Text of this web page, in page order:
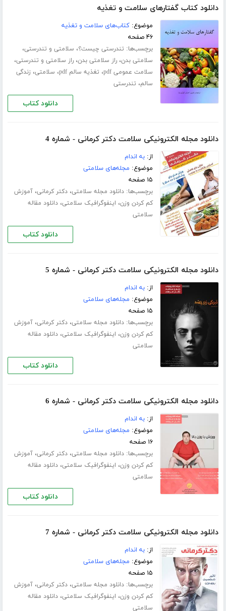
دانلود کتاب گفتارهای سلامت و تغذیه
موضوع:کتاب‌های سلامت و تغذیه
۴۶ صفحه
برچسب‌ها: تندرستی چیست؟، سلامتی و تندرستی،
سلامتی بدن،راز سلامتی بدن،راز سلامتی و تندرستی،
سلامت عمومی pdf ، تغذیه سالم pdf ، سلامتی، زندگی
سالم، تندرستی
دانلود کتاب
دانلود مجله الکترونیکی سلامت دکتر کرمانی - شماره 4
از:به اندام
موضوع: مجله‌های سلامتی
۱۵ صفحه
برچسب‌ها:دانلود مجله سلامتی،دکتر کرمانی،آموزش
کم کردن وزن، اینفوگرافیک سلامتی،دانلود مقاله
سلامتی
دانلود کتاب
دانلود مجله الکترونیکی سلامت دکتر کرمانی - شماره 5
از:به اندام
موضوع: مجله‌های سلامتی
۱۵ صفحه
برچسب‌ها:دانلود مجله سلامتی،دکتر کرمانی،آموزش
کم کردن وزن، اینفوگرافیک سلامتی،دانلود مقاله
سلامتی
دانلود کتاب
دانلود مجله الکترونیکی سلامت دکتر کرمانی - شماره 6
از:به اندام
موضوع: مجله‌های سلامتی
۱۶ صفحه
برچسب‌ها:دانلود مجله سلامتی،دکتر کرمانی،آموزش
کم کردن وزن، اینفوگرافیک سلامتی،دانلود مقاله
سلامتی
دانلود کتاب
دانلود مجله الکترونیکی سلامت دکتر کرمانی - شماره 7
از:به اندام
موضوع: مجله‌های سلامتی
۱۵ صفحه
برچسب‌ها:دانلود مجله سلامتی،دکتر کرمانی،آموزش
کم کردن وزن، اینفوگرافیک سلامتی،دانلود مقاله
سلامتی